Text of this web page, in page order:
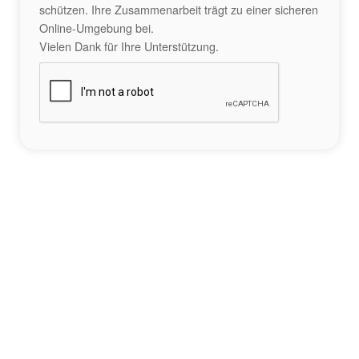
schützen. Ihre Zusammenarbeit trägt zu einer sicheren
Online-Umgebung bei.
Vielen Dank für Ihre Unterstützung.